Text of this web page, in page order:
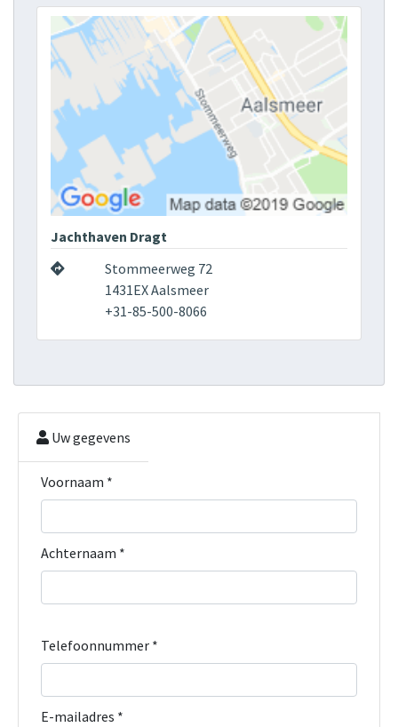
Jachthaven Dragt
Stommeerweg 72
1431EX Aalsmeer
+31-85-500-8066
Uw gegevens
Voornaam *
Achternaam *
Telefoonnummer *
E-mailadres *